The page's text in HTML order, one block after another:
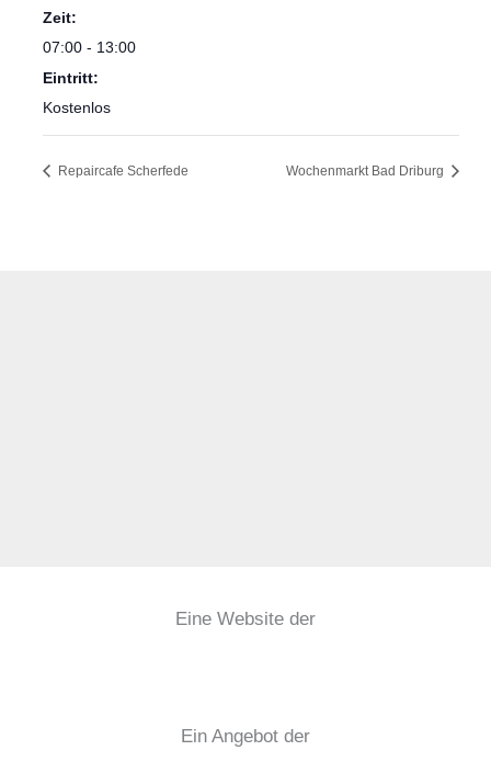
Zeit:
07:00 - 13:00
Eintritt:
Kostenlos
Repaircafe Scherfede Wochenmarkt Bad Driburg
Eine Website der
Ein Angebot der